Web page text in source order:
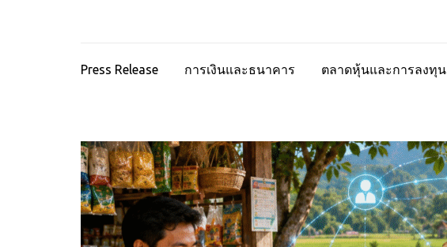
Press Release การเงินและธนาคาร ตลาดหุ้นและการลงทุน